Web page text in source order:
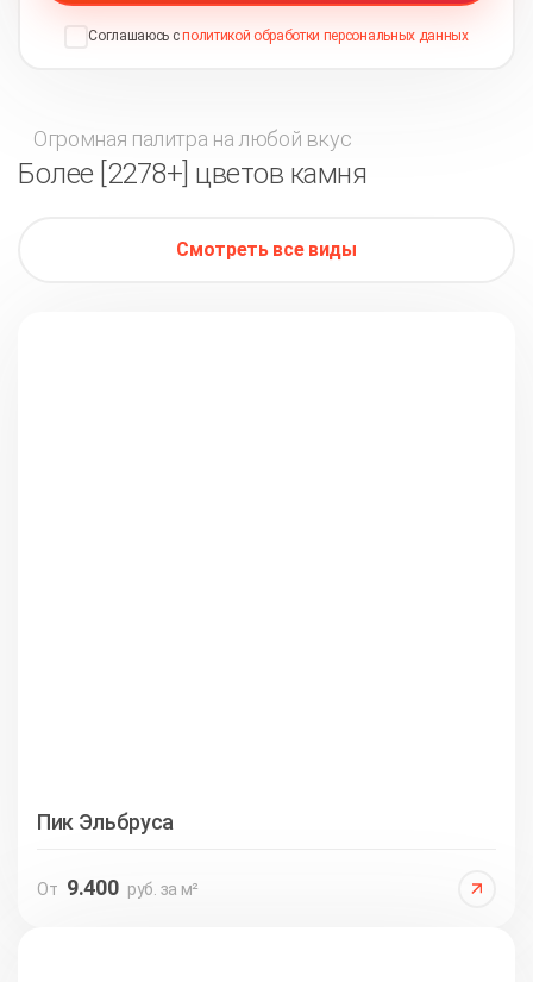
Соглашаюсь сполитикой обработки персональных данных
Огромная палитра на любой вкус
Более [2278+] цветов камня
Смотреть все виды
Пик Эльбруса
От 9.400 руб. за м²